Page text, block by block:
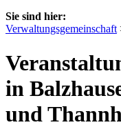
Sie sind hier:
Verwaltungsgemeinschaft
in
und